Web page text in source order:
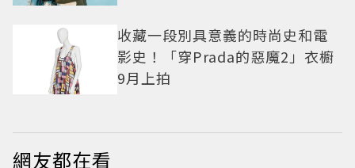
收藏一段別具意義的時尚史和電
影史！「穿Prada的惡魔2」衣櫥
9月上拍
網友都在看